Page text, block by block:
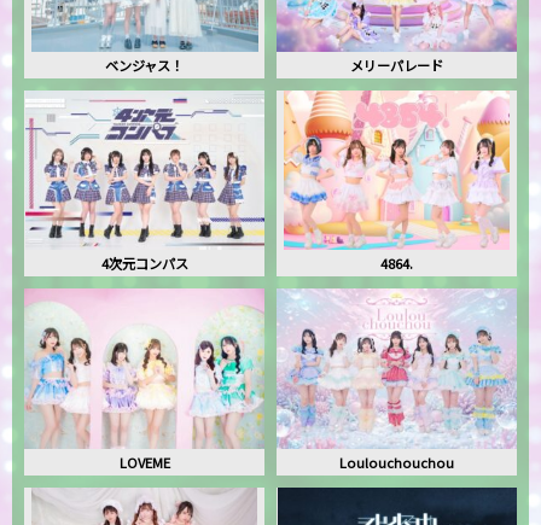
ベンジャス！ メリーパレード
4次元コンパス 4864.
LOVEME Loulouchouchou